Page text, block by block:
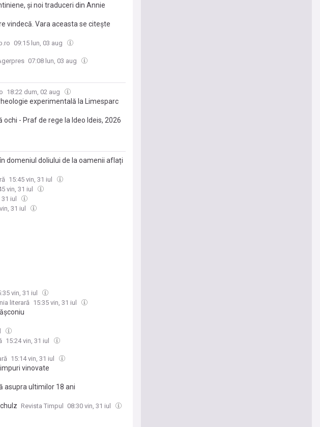
și noi traduceri din Annie
vindecă. Vara aceasta se citește
09:15 lun, 03 aug
07:08 lun, 03 aug
18:22 dum, 02 aug
experimentală la Limesparc
- Praf de rege la Ideo Ideis, 2026
domeniul doliului de la oamenii aflați
15:45 vin, 31 iul
vin, 31 iul
iul
31 iul
vin, 31 iul
literară 15:35 vin, 31 iul
15:24 vin, 31 iul
15:14 vin, 31 iul
vinovate
asupra ultimilor 18 ani
Revista Timpul 08:30 vin, 31 iul